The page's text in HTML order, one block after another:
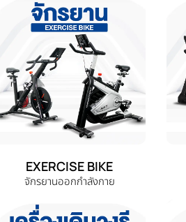
EXERCISE BIKE
จักรยานออกกำลังกาย